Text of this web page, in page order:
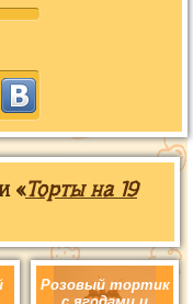
«Торты на 19
Розовый тортик